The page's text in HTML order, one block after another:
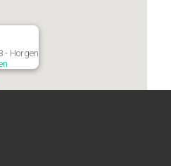
- Horgen